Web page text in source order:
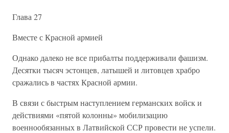
Глава 27
Вместе с Красной армией
Однако далеко не все прибалты поддерживали фашизм.
Десятки тысяч эстонцев, латышей и литовцев храбро
сражались в частях Красной армии.
В связи с быстрым наступлением германских войск и
действиями «пятой колонны» мобилизацию
военнообязанных в Латвийской ССР провести не успели.